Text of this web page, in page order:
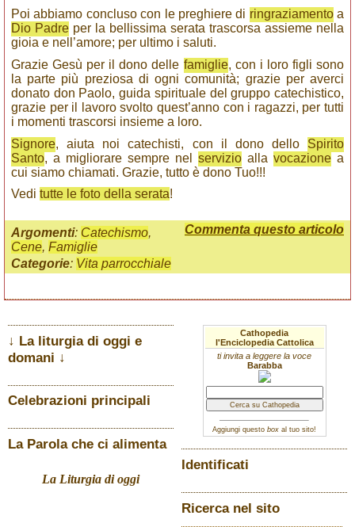
Poi abbiamo concluso con le preghiere di ringraziamentoa
Dio Padre per la bellissima serata trascorsa assieme nella
gioia e nell’amore; per ultimo i saluti.
Grazie Gesù per il dono delle famiglie, con i loro figli sono
la parte più preziosa di ogni comunità; grazie per averci
donato don Paolo, guida spirituale del gruppo catechistico,
grazie per il lavoro svolto quest’anno con i ragazzi, per tutti
i momenti trascorsi insieme a loro.
Signore, aiuta noi catechisti, con il dono dello Spirito
Santo, a migliorare sempre nel servizio alla vocazione a
cui siamo chiamati. Grazie, tutto è dono Tuo!!!
Vedi tutte le foto della serata!
Commenta questo articolo
Argomenti: Catechismo,
Cene, Famiglie
Categorie: Vita parrocchiale
↓ La liturgia di oggi e
domani ↓
Celebrazioni principali
La Parola che ci alimenta
La Liturgia di oggi
Cathopedia
l'Enciclopedia Cattolica
ti invita a leggere la voce
Barabba
Aggiungi questo box al tuo sito!
Identificati
Ricerca nel sito